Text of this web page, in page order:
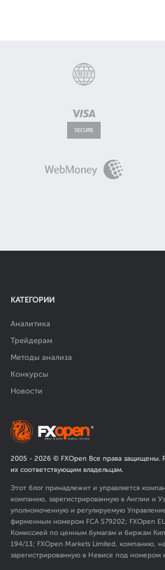
КАТЕГОРИИ
Аналитика
Трейдерам
Методы анализа
Конкурсы
Новости
2005 - 2026 © FXOpen Все права защищены.
их соответствующим владельцам.
Этот блог принадлежит и управляется
компанию, зарегистрированную в Англии и
уполномоченную и регулируемую
фирменным номером FCA 579202; FXOpen
Комиссией по ценным бумагам и биржам
194/13; FXOpen Markets Limited, компанию,
зарегистрированную в Невисе под номером